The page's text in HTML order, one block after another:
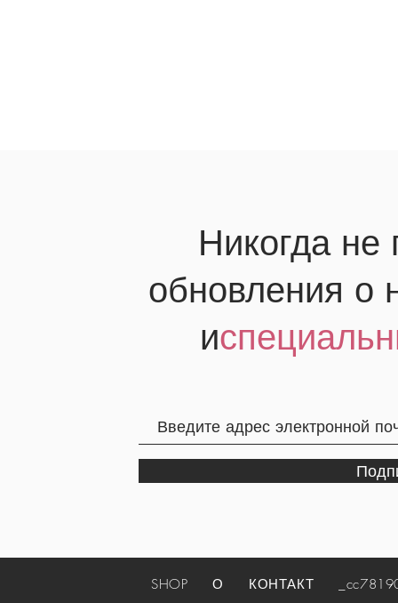
Никогда не
обновления о
и
SHOP О КОНТАКТ